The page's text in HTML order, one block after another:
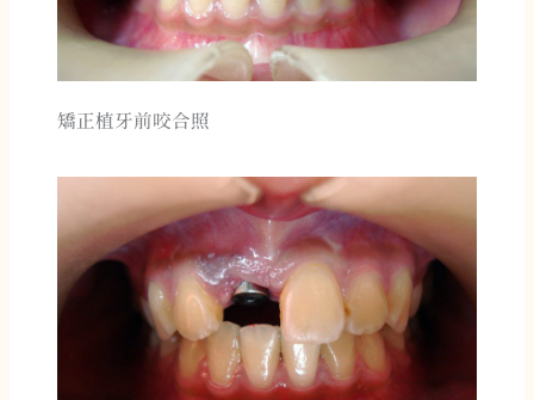
矯正植牙前咬合照